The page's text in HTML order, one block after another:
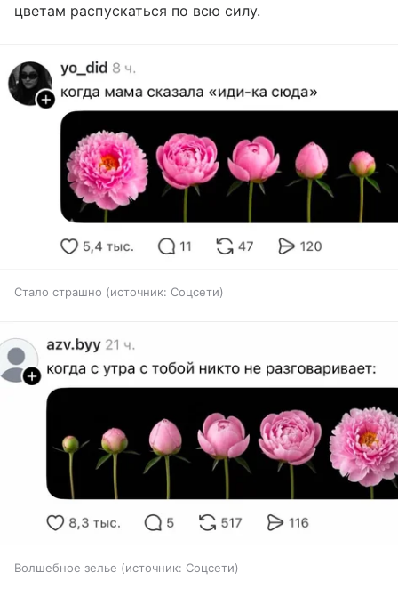
цветам распускаться по всю силу.
Стало страшно источник: Соцсети
Волшебное зелье источник: Соцсети